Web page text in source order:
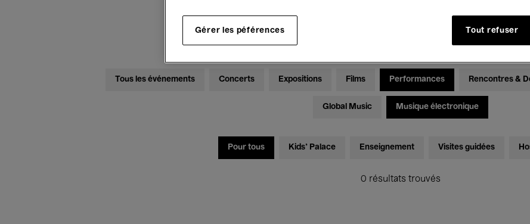
Jeudi 16 Avril 2026
Tous les événements Concerts Expositions Films Performances Rencontres &
Global Music Musique électronique
Pour tous Kids’ Palace Enseignement Visites guidées
0 résultats trouvés
Gérer les péférences Tout refuser